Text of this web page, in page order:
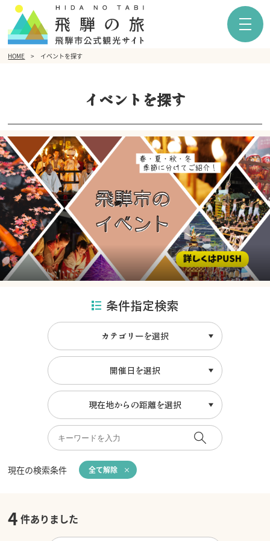
HOME イベントを探す
イベントを探す
条件指定検索
カテゴリーを選択
開催日を選択
現在地からの距離を選択
現在の検索条件 全て解除
4 件ありました